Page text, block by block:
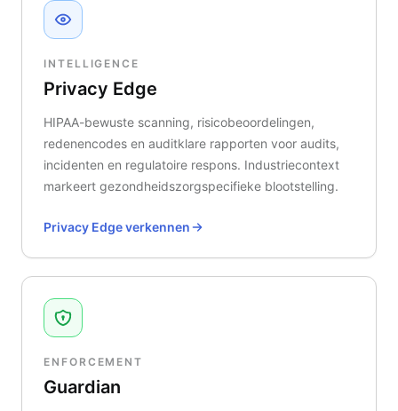
INTELLIGENCE
Privacy Edge
HIPAA-bewuste scanning, risicobeoordelingen,
redenencodes en auditklare rapporten voor audits,
incidenten en regulatoire respons. Industriecontext
markeert gezondheidszorgspecifieke blootstelling.
Privacy Edge verkennen
ENFORCEMENT
Guardian